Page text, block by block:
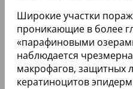
Широкие участки
проникающие в более
«парафиновыми
наблюдается
макрофагов, защитных
кератиноцитов